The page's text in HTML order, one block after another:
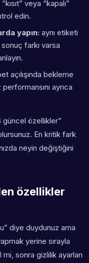
veya “kapalı”
edin.
yapın: aynı etiketi
farkı varsa
açılışında bekleme
ayrıca
güncel özellikler”
En kritik fark
neyin değiştiğini
özellikler
diye duydunuz ama
yerine sırayla
sonra gizlilik ayarları